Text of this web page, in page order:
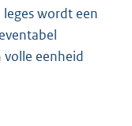
wordt een
volle eenheid